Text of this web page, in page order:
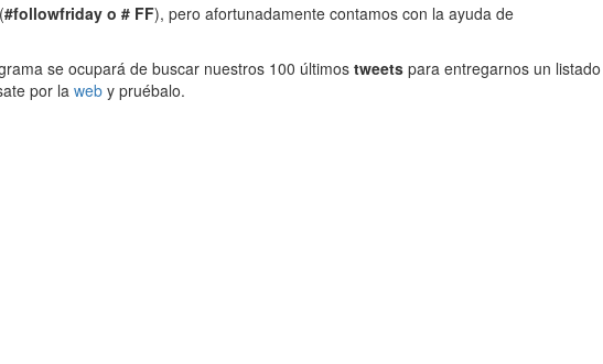
(#followfriday o # FF), pero afortunadamente contamos con la ayuda de
se ocupará de buscar nuestros 100 últimos tweets para entregarnos un listado
por la web y pruébalo.